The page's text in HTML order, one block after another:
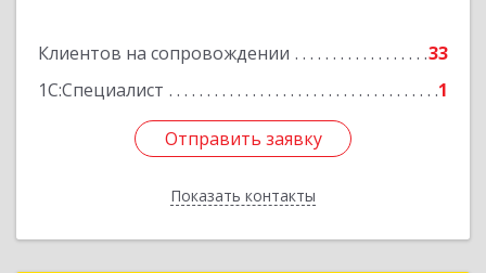
Клиентов на сопровождении
33
1С:Специалист
1
Отправить заявку
Показать контакты
Отправить заявку
Назад